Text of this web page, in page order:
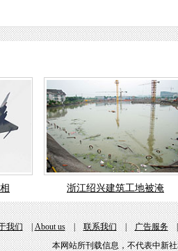
浙江绍兴建筑工地被淹
我们|About us|联系我们|广告服务
本网站所刊载信息，不代表中新